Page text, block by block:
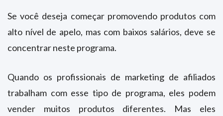
Se você deseja começar promovendo produtos com
alto nível de apelo, mas com baixos salários, deve se
concentrar neste programa.
Quando os profissionais de marketing de afiliados
trabalham com esse tipo de programa, eles podem
vender muitos produtos diferentes. Mas eles